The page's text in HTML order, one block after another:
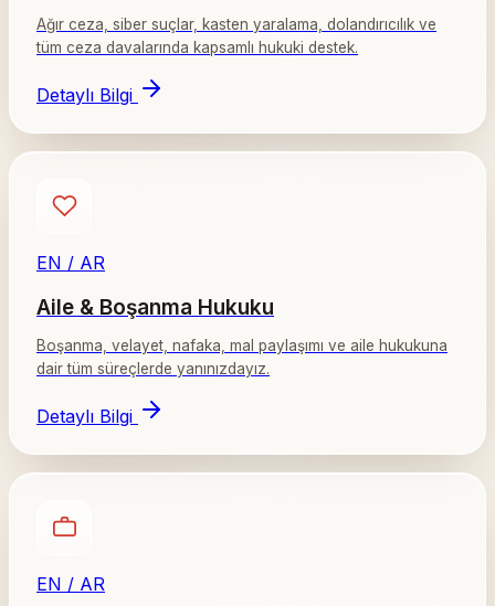
Ağır ceza, siber suçlar, kasten yaralama, dolandırıcılık ve
tüm ceza davalarında kapsamlı hukuki destek.
Detaylı Bilgi
EN / AR
Aile & Boşanma Hukuku
Boşanma, velayet, nafaka, mal paylaşımı ve aile hukukuna
dair tüm süreçlerde yanınızdayız.
Detaylı Bilgi
EN / AR